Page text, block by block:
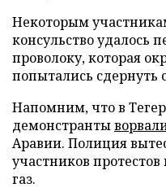
Некоторым
консульство удалось
проволоку, которая
попытались сдернуть
Напомним, что в
демонстранты
Аравии. Полиция
участников
газ.